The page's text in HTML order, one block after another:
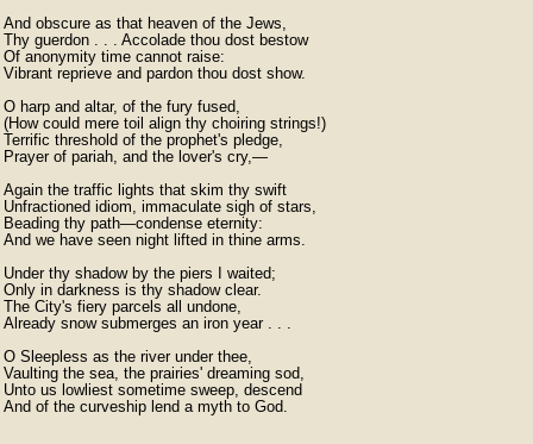
And obscure as that heaven of the Jews,
Thy guerdon . . . Accolade thou dost bestow
Of anonymity time cannot raise:
Vibrant reprieve and pardon thou dost show.
O harp and altar, of the fury fused,
(How could mere toil align thy choiring strings!)
Terrific threshold of the prophet's pledge,
Prayer of pariah, and the lover's cry,—
Again the traffic lights that skim thy swift
Unfractioned idiom, immaculate sigh of stars,
Beading thy path—condense eternity:
And we have seen night lifted in thine arms.
Under thy shadow by the piers I waited;
Only in darkness is thy shadow clear.
The City's fiery parcels all undone,
Already snow submerges an iron year . . .
O Sleepless as the river under thee,
Vaulting the sea, the prairies' dreaming sod,
Unto us lowliest sometime sweep, descend
And of the curveship lend a myth to God.